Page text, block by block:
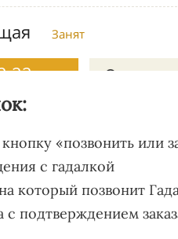
«позвонить или
с гадалкой
который позвонит
подтверждением